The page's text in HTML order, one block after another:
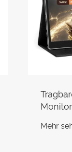
Monitor
Mehr